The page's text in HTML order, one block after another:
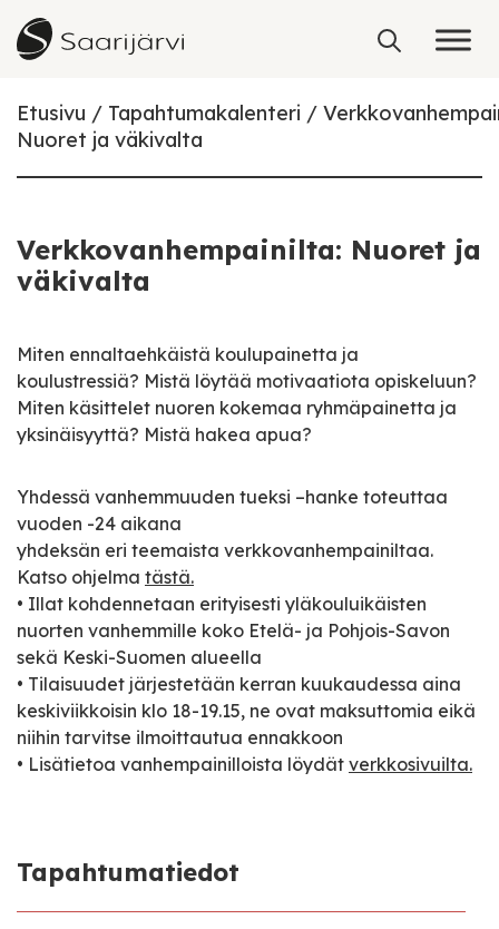
Skip to content
Etusivu Tapahtumakalenteri
Nuoret ja väkivalta
Verkkovanhempainilta: Nuoret ja
väkivalta
Miten ennaltaehkäistä koulupainetta ja
koulustressiä? Mistä löytää motivaatiota opiskeluun?
Miten käsittelet nuoren kokemaa ryhmäpainetta ja
yksinäisyyttä? Mistä hakea apua?
Yhdessä vanhemmuuden tueksi –hanke toteuttaa
vuoden -24 aikana
yhdeksän eri teemaista verkkovanhempainiltaa.
Katso ohjelma tästä.
• Illat kohdennetaan erityisesti yläkouluikäisten
nuorten vanhemmille koko Etelä- ja Pohjois-Savon
sekä Keski-Suomen alueella
• Tilaisuudet järjestetään kerran kuukaudessa aina
keskiviikkoisin klo 18-19.15, ne ovat maksuttomia eikä
niihin tarvitse ilmoittautua ennakkoon
• Lisätietoa vanhempainilloista löydät verkkosivuilta.
Tapahtumatiedot